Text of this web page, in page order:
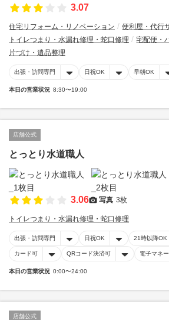
3.07
住宅リフォーム・リノベーション
便利屋・代行
トイレつまり・水漏れ修理・蛇口修理
宅配便・
片づけ・遺品整理
出張・訪問専門 日祝OK 早朝OK
本日の営業状況 8:30〜19:00
店舗公式
とっとり水道職人
3.06 写真 3枚
トイレつまり・水漏れ修理・蛇口修理
出張・訪問専門 日祝OK 21時以降OK
カード可 QRコード決済可 電子マネ
本日の営業状況 0:00〜24:00
店舗公式